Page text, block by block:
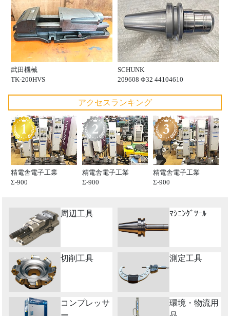
武田機械
TK-200HVS
SCHUNK
209608 Φ32 44104610
アクセスランキング
精電舎電子工業
Σ-900
精電舎電子工業
Σ-900
精電舎電子工業
Σ-900
周辺工具 ﾏｼﾆﾝｸﾞﾂｰﾙ
切削工具 測定工具
コンプレッサ
環境・物流用